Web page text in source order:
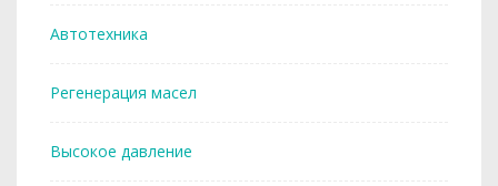
Автотехника
Регенерация масел
Высокое давление